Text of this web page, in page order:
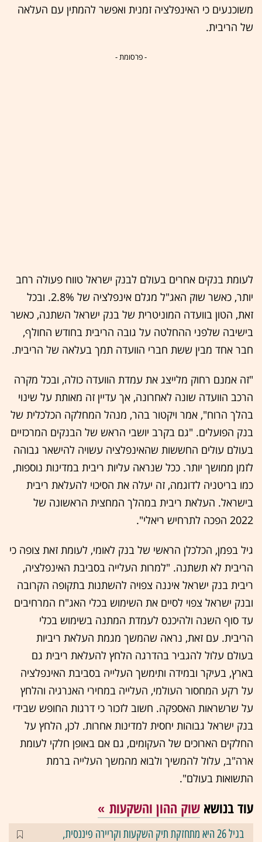
משוכנעים כי האינפלציה זמנית ואפשר להמתין עם העלאה
של הריבית.
- פרסומת -
לעומת בנקים אחרים בעולם לבנק ישראל טווח פעולה רחב
יותר, כאשר שוק האג"ל מגלם אינפלציה של 2.8%. ובכל
זאת, הטון בוועדה המוניטרית של בנק ישראל השתנה, כאשר
בישיבה שלפני ההחלטה על גובה הריבית בחודש החולף,
חבר אחד מבין ששת חברי הוועדה תמך בעלאה של הריבית.
"זה אמנם רחוק מלייצג את עמדת הוועדה כולה, ובכל מקרה
הרכב הוועדה שונה לאחרונה, אך עדיין זה מאותת על שינוי
בהלך הרוח", אמר ויקטור בהר, מנהל המחלקה הכלכלית של
בנק הפועלים. "גם בקרב יושבי הראש של הבנקים המרכזיים
בעולם עולים החששות שהאינפלציה עשויה להישאר גבוהה
לזמן ממושך יותר. ככל שנראה עליות ריבית במדינות נוספות,
כמו בריטניה לדוגמה, זה יעלה את הסיכוי להעלאת ריבית
בישראל. העלאת ריבית במהלך המחצית הראשונה של
2022 הפכה לתרחיש ריאלי".
גיל בפמן, הכלכלן הראשי של בנק לאומי, לעומת זאת צופה כי
הריבית לא תשתנה. "למרות העלייה בסביבת האינפלציה,
ריבית בנק ישראל איננה צפויה להשתנות בתקופה הקרובה
ובנק ישראל צפוי לסיים את השימוש בכלי האג"ח המרחיבים
עד סוף השנה ולהיכנס לעמדת המתנה בשימוש בכלי
הריבית. עם זאת, נראה שהמשך מגמת העלאת ריביות
בעולם עלול להגביר בהדרגה הלחץ להעלאת ריבית גם
בארץ, בעיקר ובמידה ותימשך העלייה בסביבת האינפלציה
על רקע המחסור העולמי, העלייה במחירי האנרגיה והלחץ
על שרשראות האספקה. חשוב לזכור כי דרגות החופש שבידי
בנק ישראל גבוהות יחסית למדינות אחרות. לכן, הלחץ על
החלקים הארוכים של העקומים, גם אם באופן חלקי לעומת
ארה"ב, עלול להמשיך ולבוא מהמשך העלייה ברמת
התשואות בעולם".
עוד בנושא שוק ההון והשקעות
בגיל 26 היא מתחזקת תיק השקעות וקריירה פיננסית,